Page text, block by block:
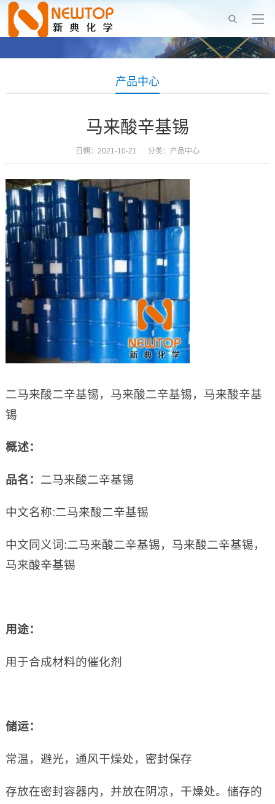
产品中心
马来酸辛基锡
日期：2021-10-21 分类： 产品中心
二马来酸二辛基锡，马来酸二辛基锡，马来酸辛基
锡
概述：
品名： 二马来酸二辛基锡
中文名称:二马来酸二辛基锡
中文同义词:二马来酸二辛基锡，马来酸二辛基锡，
马来酸辛基锡
用途：
用于合成材料的催化剂
储运：
常温，避光，通风干燥处，密封保存
存放在密封容器内，并放在阴凉，干燥处。储存的